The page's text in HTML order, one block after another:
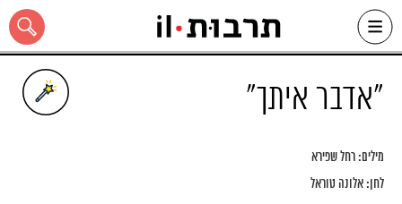
Skip
content
כל האתר
"אדבר איתך"
מילים:רחל שפירא
לחן:אלונה טוראל